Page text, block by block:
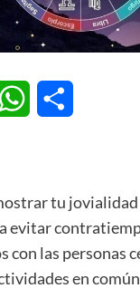
WhatsApp
tu
evitar
con las personas
en